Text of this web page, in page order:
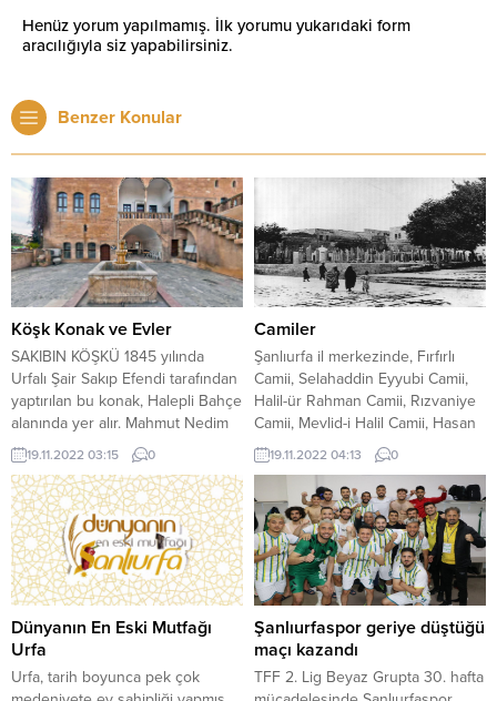
Henüz yorum yapılmamış. İlk yorumu yukarıdaki form
aracılığıyla siz yapabilirsiniz.
Benzer Konular
Köşk Konak ve Evler
SAKIBIN KÖŞKÜ 1845 yılında
Urfalı Şair Sakıp Efendi tarafından
yaptırılan bu konak, Halepli Bahçe
alanında yer alır. Mahmut Nedim
Konağı gibi haremlik ve selamlık
olarak geniş bir alana yayılır.
1985’te Şanlıurfa Belediyesi’nce
onarımı ve çevre düzenlemesi
yapılan Sakıp Ağa Köşkü,
günümüzde Koruma Amaçlı İmar
Müdürlüğü olarak kullanılmaktadır.
İkinci katın doğusunda...
19.11.2022 03:15 0
Camiler
Şanlıurfa il merkezinde, Fırfırlı
Camii, Selahaddin Eyyubi Camii,
Halil-ür Rahman Camii, Rızvaniye
Camii, Mevlid-i Halil Camii, Hasan
Padişah Camii, Narıncı Camii, Eski
Ömeriye Camii, Dabbakhane
Camii, Kıbrıs Mescidi,
Mevlevihane Camii, Yeni Ömeriye
Camii, Nimetullah Camii, Çarhoğlu
Camii, Kara Musa Camii, Tuzeken
Camii, Hacı Yadigâr Camii, Ulu
Cami, Hüseyin Paşa Camii,...
19.11.2022 04:13 0
Dünyanın En Eski Mutfağı
Urfa
Urfa, tarih boyunca pek çok
Şanlıurfaspor geriye düştüğü
maçı kazandı
TFF 2. Lig Beyaz Grupta 30. hafta